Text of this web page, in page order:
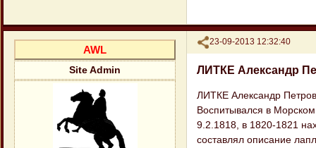
Поделиться
23-09-2013 12:32:40
AWL
Site Admin ЛИТКЕ Александр
ЛИТКЕ Александр
Воспитывался в
9.2.1818, в 1820-1821
составлял описание